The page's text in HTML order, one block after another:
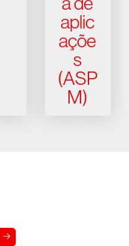
aplic
açõe
s
(ASP
M)